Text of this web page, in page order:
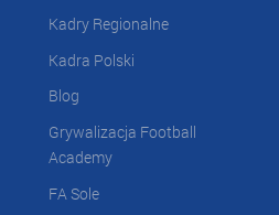
Kadry Regionalne
Kadra Polski
Blog
Grywalizacja Football
Academy
FA Sole